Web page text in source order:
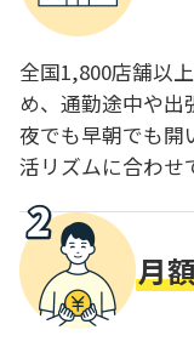
全国1,800店舗以
め、通勤途中や出
夜でも早朝でも開
活リズムに合わせ
月